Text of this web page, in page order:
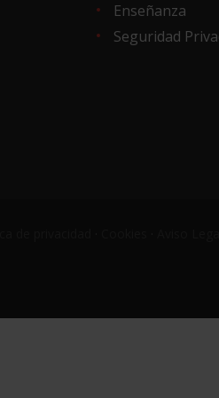
Enseñanza
Seguridad